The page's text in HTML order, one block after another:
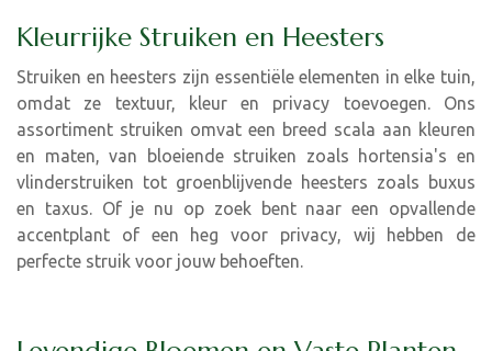
Kleurrijke Struiken en Heesters
Struiken en heesters zijn essentiële elementen in elke tuin,
omdat ze textuur, kleur en privacy toevoegen. Ons
assortiment struiken omvat een breed scala aan kleuren
en maten, van bloeiende struiken zoals hortensia's en
vlinderstruiken tot groenblijvende heesters zoals buxus
en taxus. Of je nu op zoek bent naar een opvallende
accentplant of een heg voor privacy, wij hebben de
perfecte struik voor jouw behoeften.